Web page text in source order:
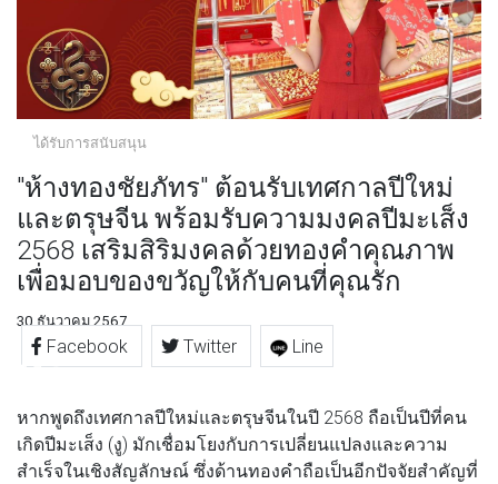
ได้รับการสนับสนุน
"ห้างทองชัยภัทร" ต้อนรับเทศกาลปีใหม่
และตรุษจีน พร้อมรับความมงคลปีมะเส็ง
2568 เสริมสิริมงคลด้วยทองคำคุณภาพ
เพื่อมอบของขวัญให้กับคนที่คุณรัก
30 ธันวาคม 2567
Facebook Twitter Line
หากพูดถึงเทศกาลปีใหม่และตรุษจีนในปี 2568 ถือเป็นปีที่คน
เกิดปีมะเส็ง (งู) มักเชื่อมโยงกับการเปลี่ยนแปลงและความ
สำเร็จในเชิงสัญลักษณ์ ซึ่งด้านทองคำถือเป็นอีกปัจจัยสำคัญที่